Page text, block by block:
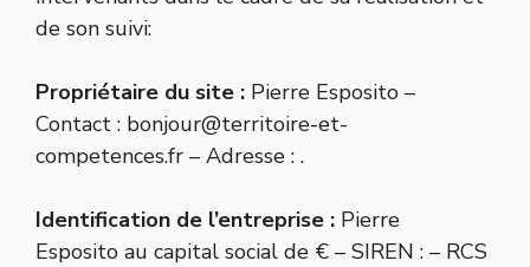
de son suivi:
Propriétaire du site : Pierre Esposito –
Contact : bonjour@territoire-et-
competences.fr – Adresse : .
Identification de l’entreprise : Pierre
Esposito au capital social de € – SIREN : – RCS